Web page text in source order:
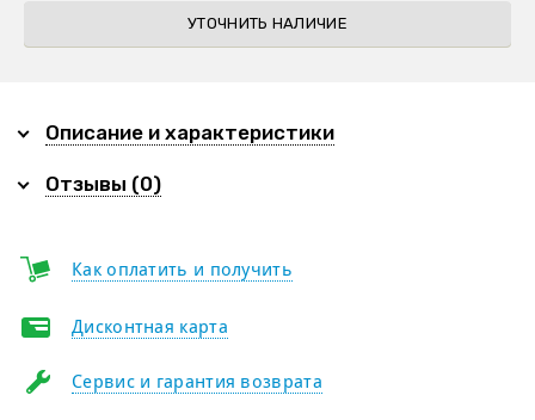
УТОЧНИТЬ НАЛИЧИЕ
Описание и характеристики
Отзывы (0)
Как оплатить и получить
Дисконтная карта
Сервис и гарантия возврата